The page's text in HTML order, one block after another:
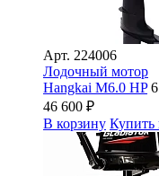
Арт. 224006
Лодочный мотор
Hangkai M6.0 HP
46 600 ₽
В корзину Купить